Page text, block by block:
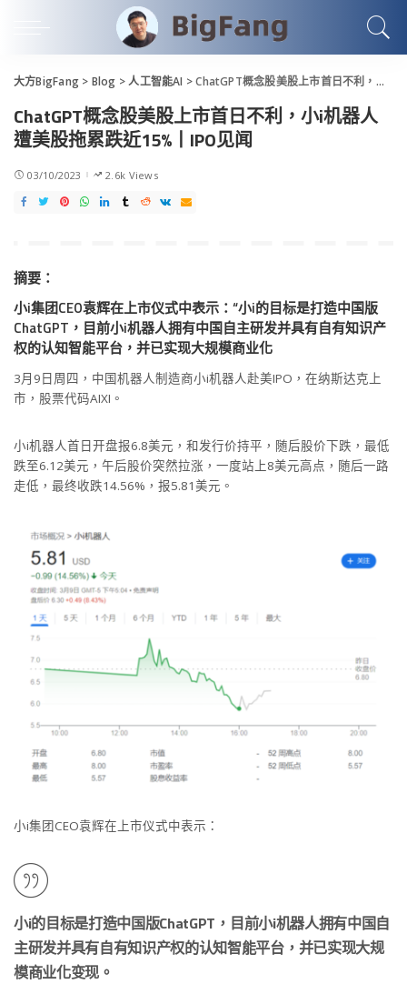
大方BigFang > Blog >人工智能AI >ChatGPT概念股美股上市首日不利，小i机器人遭美股拖累跌近15%丨IPO见闻
ChatGPT概念股美股上市首日不利，小i机器人
遭美股拖累跌近15%丨IPO见闻
03/10/2023 2.6k Views
摘要：
小i集团CEO袁辉在上市仪式中表示：“小i的目标是打造中国版
ChatGPT，目前小i机器人拥有中国自主研发并具有自有知识产
权的认知智能平台，并已实现大规模商业化
3月9日周四，中国机器人制造商小i机器人赴美IPO，在纳斯达克上
市，股票代码AIXI。
小i机器人首日开盘报6.8美元，和发行价持平，随后股价下跌，最低
跌至6.12美元，午后股价突然拉涨，一度站上8美元高点，随后一路
走低，最终收跌14.56%，报5.81美元。
小i集团CEO袁辉在上市仪式中表示：
小i的目标是打造中国版ChatGPT，目前小i机器人拥有中国自
主研发并具有自有知识产权的认知智能平台，并已实现大规
模商业化变现。